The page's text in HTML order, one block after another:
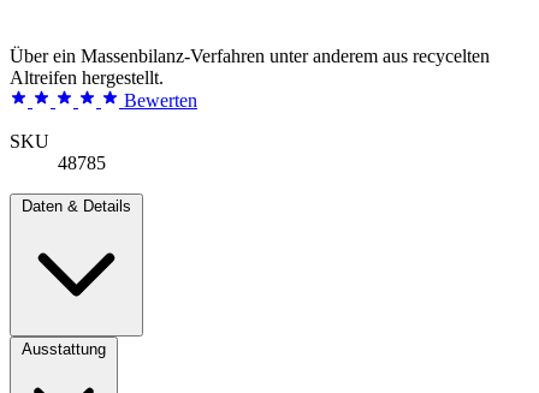
Über ein Massenbilanz-Verfahren unter anderem aus recycelten
Altreifen hergestellt.
Bewerten
SKU
48785
Daten & Details
Ausstattung